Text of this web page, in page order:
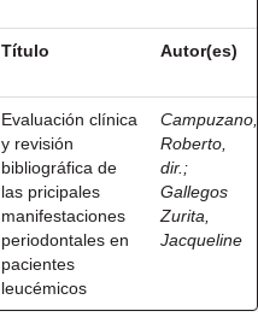
Título Autor(es)
Evaluación clínica
y revisión
bibliográfica de
las pricipales
manifestaciones
periodontales en
pacientes
leucémicos
Campuzano,
Roberto,
dir. ;
Gallegos
Zurita,
Jacqueline